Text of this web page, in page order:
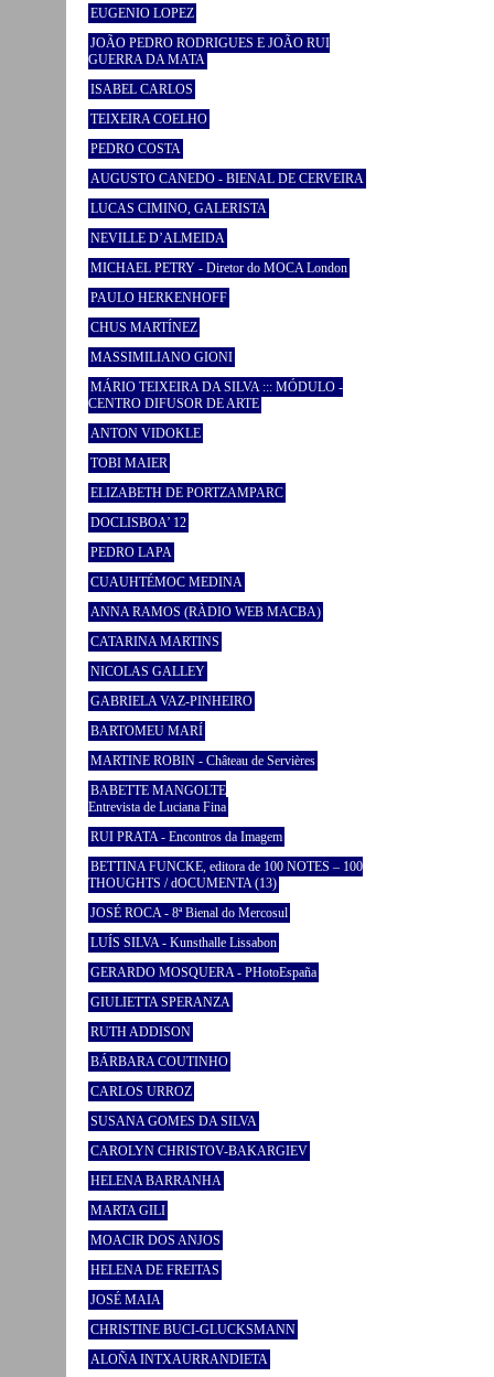
EUGENIO LOPEZ
JOÃO PEDRO RODRIGUES E JOÃO RUI
GUERRA DA MATA
ISABEL CARLOS
TEIXEIRA COELHO
PEDRO COSTA
AUGUSTO CANEDO - BIENAL DE CERVEIRA
LUCAS CIMINO, GALERISTA
NEVILLE D’ALMEIDA
MICHAEL PETRY - Diretor do MOCA London
PAULO HERKENHOFF
CHUS MARTÍNEZ
MASSIMILIANO GIONI
MÁRIO TEIXEIRA DA SILVA ::: MÓDULO -
CENTRO DIFUSOR DE ARTE
ANTON VIDOKLE
TOBI MAIER
ELIZABETH DE PORTZAMPARC
DOCLISBOA’ 12
PEDRO LAPA
CUAUHTÉMOC MEDINA
ANNA RAMOS (RÀDIO WEB MACBA)
CATARINA MARTINS
NICOLAS GALLEY
GABRIELA VAZ-PINHEIRO
BARTOMEU MARÍ
MARTINE ROBIN - Château de Servières
BABETTE MANGOLTE
Entrevista de Luciana Fina
RUI PRATA - Encontros da Imagem
BETTINA FUNCKE, editora de 100 NOTES – 100
THOUGHTS / dOCUMENTA (13)
JOSÉ ROCA - 8ª Bienal do Mercosul
LUÍS SILVA - Kunsthalle Lissabon
GERARDO MOSQUERA - PHotoEspaña
GIULIETTA SPERANZA
RUTH ADDISON
BÁRBARA COUTINHO
CARLOS URROZ
SUSANA GOMES DA SILVA
CAROLYN CHRISTOV-BAKARGIEV
HELENA BARRANHA
MARTA GILI
MOACIR DOS ANJOS
HELENA DE FREITAS
JOSÉ MAIA
CHRISTINE BUCI-GLUCKSMANN
ALOÑA INTXAURRANDIETA